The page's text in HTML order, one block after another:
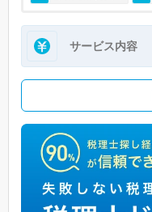
サービス内容